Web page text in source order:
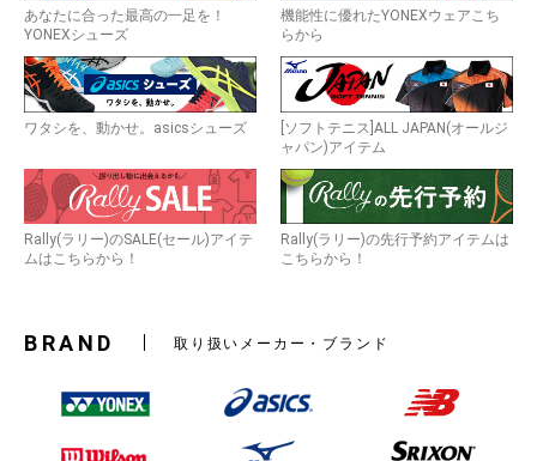
あなたに合った最高の一足を！
YONEXシューズ
機能性に優れたYONEXウェアこち
らから
ワタシを、動かせ。asicsシューズ
[ソフトテニス]ALL JAPAN(オールジ
ャパン)アイテム
Rally(ラリー)のSALE(セール)アイテ
ムはこちらから！
Rally(ラリー)の先行予約アイテムは
こちらから！
BRAND 取り扱いメーカー・ブランド